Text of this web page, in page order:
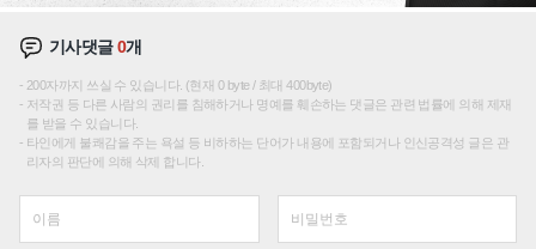
기사댓글0개
200자까지 쓰실 수 있습니다. (현재 0 byte / 최대 400byte)
저작권 등 다른 사람의 권리를 침해하거나 명예를 훼손하는 댓글은 관련 법률에 의해 제재
를 받을 수 있습니다.
타인에게 불쾌감을 주는 욕설 등 비하하는 단어가 내용에 포함되거나 인신공격성 글은 관
리자의 판단에 의해 삭제 합니다.